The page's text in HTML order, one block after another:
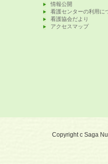
情報公開
看護センターの利用に
看護協会だより
アクセスマップ
Copyright c Saga